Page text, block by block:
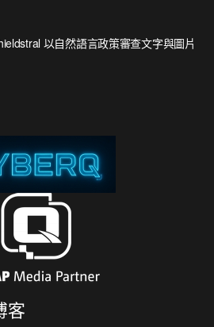
以自然語言政策審查文字與圖片
客